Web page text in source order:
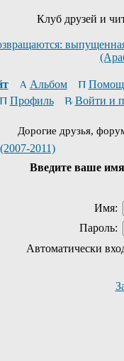
Клуб друзей и
Альбом
Профиль
Войти и
Дорогие друзья,
2011)
Введите ваше
Имя:
Пароль:
Автоматически